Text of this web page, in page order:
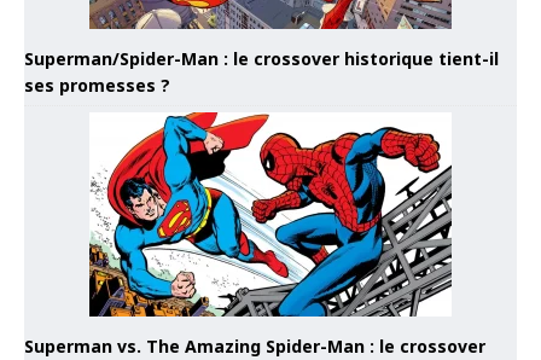
Superman/Spider-Man : le crossover historique tient-il
ses promesses ?
Superman vs. The Amazing Spider-Man : le crossover